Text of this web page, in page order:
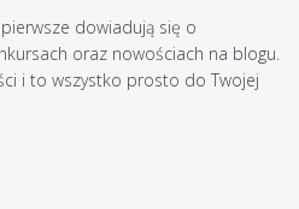
dowiadują się o
oraz nowościach na blogu.
i to wszystko prosto do Twojej